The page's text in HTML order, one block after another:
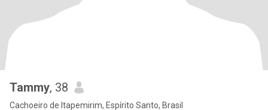
Tammy, 38
Cachoeiro de Itapemirim, Espírito Santo, Brasil